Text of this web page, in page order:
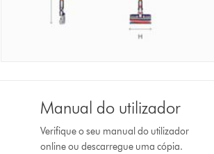
Manual do utilizador
Verifique o seu manual do utilizador
online ou descarregue uma cópia.